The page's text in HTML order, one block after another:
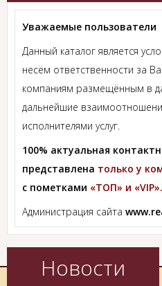
Уважаемые пользователи
Данный каталог является
несём ответственности за
компаниям размещённым в
дальнейшие
исполнителями услуг.
100% актуальная
представлена только у
с пометками «ТОП» и «VIP».
Администрация сайта
Новости